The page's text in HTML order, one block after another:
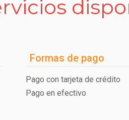
Formas de pago
Pago con tarjeta de crédito
Pago en efectivo